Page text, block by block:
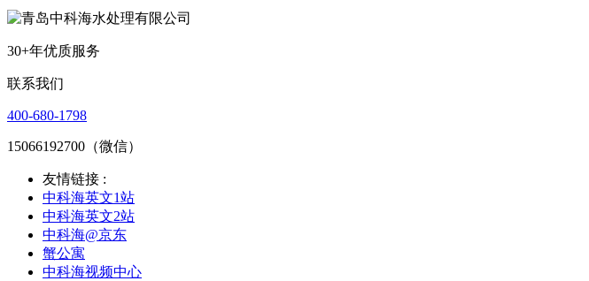
30+年优质服务
联系我们
400-680-1798
15066192700（微信）
友情链接 :
中科海英文1站
中科海英文2站
中科海@京东
蟹公寓
中科海视频中心